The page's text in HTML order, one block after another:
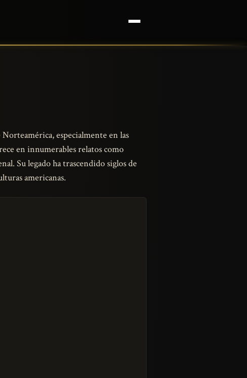
especialmente en las
en innumerables relatos como
Su legado ha trascendido siglos de
americanas.